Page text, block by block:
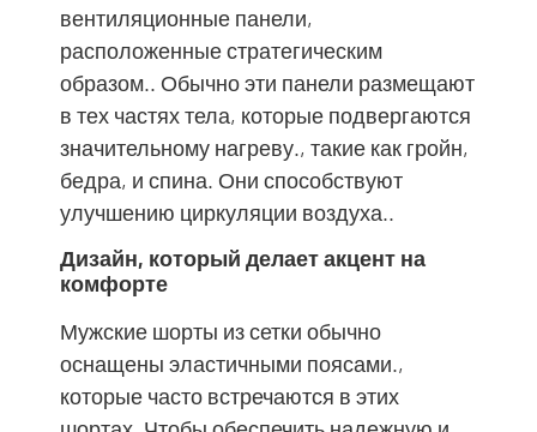
вентиляционные панели,
расположенные стратегическим
образом.. Обычно эти панели размещают
в тех частях тела, которые подвергаются
значительному нагреву., такие как гройн,
бедра, и спина. Они способствуют
улучшению циркуляции воздуха..
Дизайн, который делает акцент на
комфорте
Мужские шорты из сетки обычно
оснащены эластичными поясами.,
которые часто встречаются в этих